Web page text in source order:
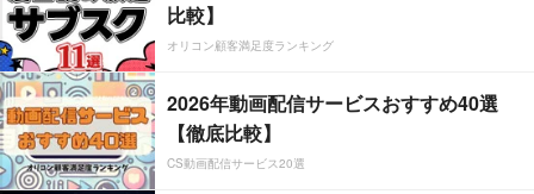
比較】
オリコン顧客満足度ランキング
2026年動画配信サービスおすすめ40選
【徹底比較】
CS動画配信サービス20選